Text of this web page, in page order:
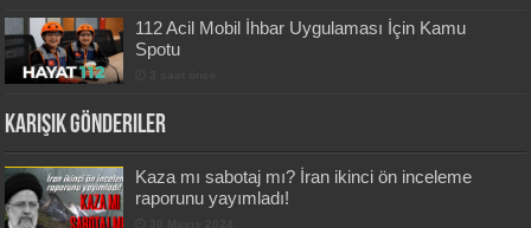
112 Acil Mobil İhbar Uygulaması İçin Kamu
Spotu
Karışık Gönderiler
Kaza mı sabotaj mı? İran ikinci ön inceleme
raporunu yayımladı!